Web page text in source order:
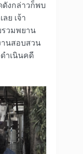
ดังกล่าวก็พบ
ย เจ้า
รวมพยาน
นสอบสวน
ำเนินคดี